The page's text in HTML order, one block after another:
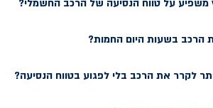
משפיע על טווח הנסיעה של הרכב החשמלי?
הרכב בשעות היום החמות?
לקרר את הרכב בלי לפגוע בטווח הנסיעה?